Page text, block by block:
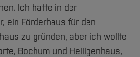
Ich hatte in der
ein Förderhaus für den
zu gründen, aber ich wollte
Bochum und Heiligenhaus,